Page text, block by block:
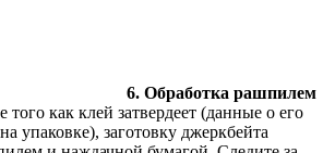
6. Обработка рашпилем
того как клей затвердеет (данные о его
упаковке), заготовку джеркбейта